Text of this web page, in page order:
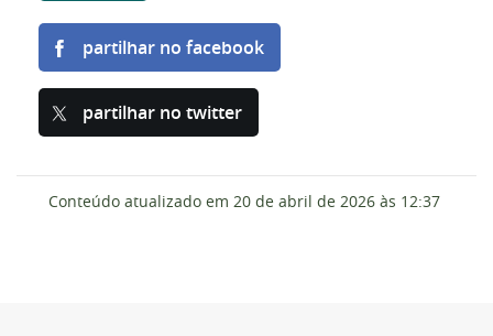
partilhar no facebook
partilhar no twitter
Conteúdo atualizado em 20 de abril de 2026 às 12:37